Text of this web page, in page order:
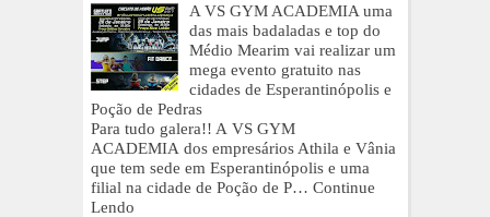
A VS GYM ACADEMIA uma
das mais badaladas e top do
Médio Mearim vai realizar um
mega evento gratuito nas
cidades de Esperantinópolis e
Poção de Pedras
Para tudo galera!! A VS GYM
ACADEMIA dos empresários Athila e Vânia
que tem sede em Esperantinópolis e uma
filial na cidade de Poção de P… Continue
Lendo